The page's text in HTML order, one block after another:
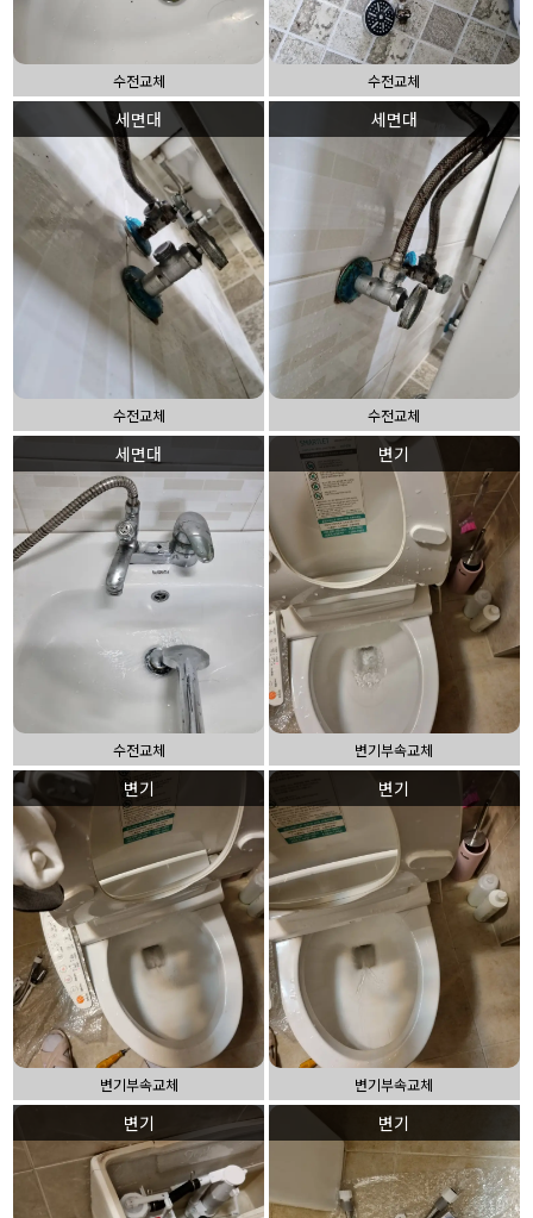
수전교체 수전교체
세면대
수전교체
세면대
수전교체
세면대
수전교체
변기
변기부속교체
변기
변기부속교체
변기
변기부속교체
변기 변기